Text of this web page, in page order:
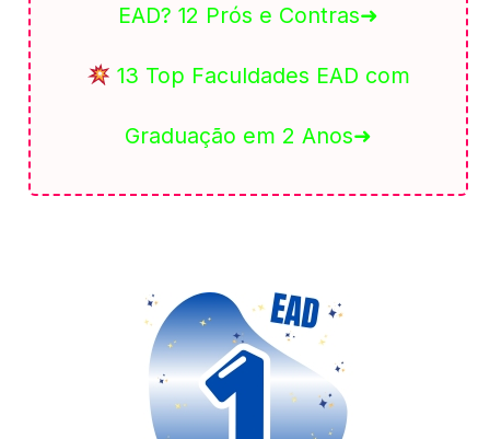
EAD? 12 Prós e Contras➜
13 Top Faculdades EAD com
Graduação em 2 Anos➜